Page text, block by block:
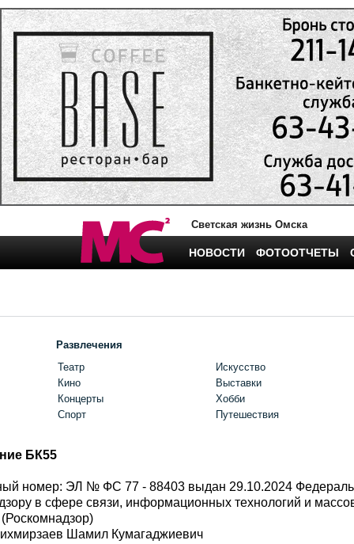
Светская жизнь Омска
НОВОСТИ ФОТООТЧЕТЫ
Развлечения
Театр
Кино
Концерты
Спорт
Искусство
Выставки
Хобби
Путешествия
БК55
номер: ЭЛ № ФС 77 - 88403 выдан 29.10.2024
в сфере связи, информационных технологий и
Шамил Кумагаджиевич